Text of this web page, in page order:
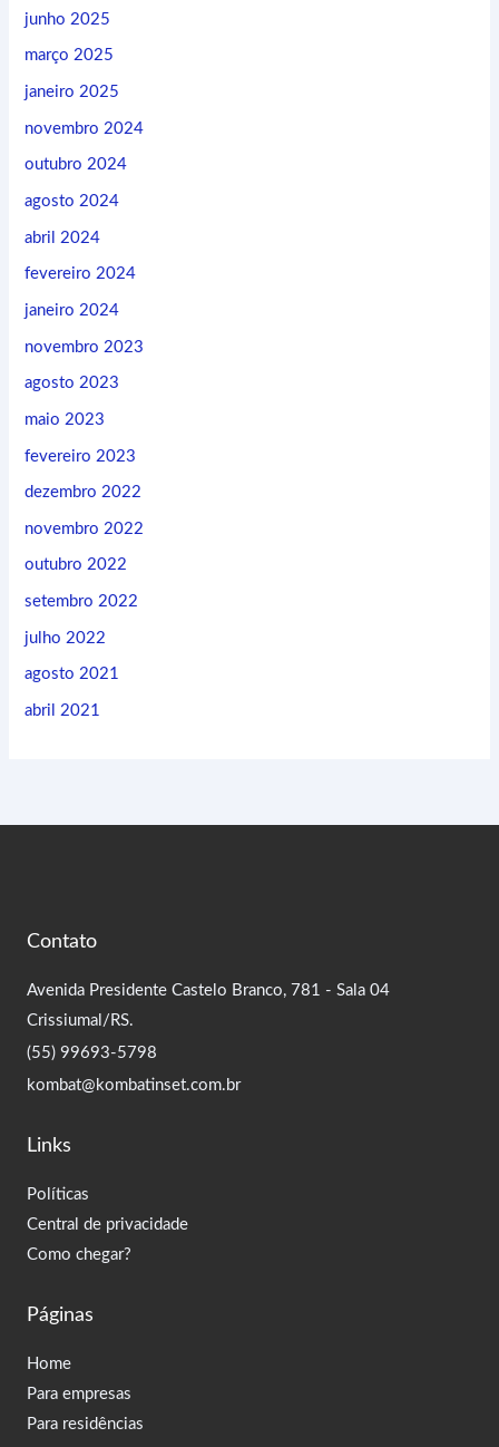
junho 2025
março 2025
janeiro 2025
novembro 2024
outubro 2024
agosto 2024
abril 2024
fevereiro 2024
janeiro 2024
novembro 2023
agosto 2023
maio 2023
fevereiro 2023
dezembro 2022
novembro 2022
outubro 2022
setembro 2022
julho 2022
agosto 2021
abril 2021
Páginas
Home
Para empresas
Para residências
Links
Políticas
Central de privacidade
Como chegar?
Contato
Avenida Presidente Castelo Branco, 781 - Sala 04
Crissiumal/RS.
(55) 99693-5798
kombat@kombatinset.com.br